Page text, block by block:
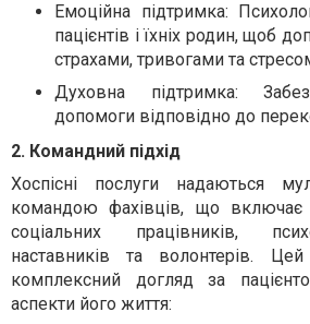
Емоційна підтримка:
пацієнтів і їхніх родин, щоб
страхами, тривогами та
Духовна підтримка:
допомоги відповідно до
2. Командний підхід
Хоспісні послуги надаються
командою фахівців, що включає
соціальних працівників,
наставників та волонтерів. Цей
комплексний догляд за
аспекти його життя: